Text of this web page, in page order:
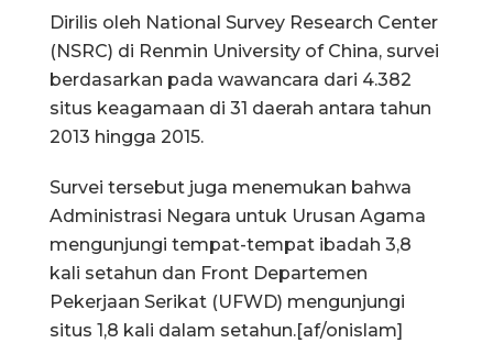
Dirilis oleh National Survey Research Center
(NSRC) di Renmin University of China, survei
berdasarkan pada wawancara dari 4.382
situs keagamaan di 31 daerah antara tahun
2013 hingga 2015.
Survei tersebut juga menemukan bahwa
Administrasi Negara untuk Urusan Agama
mengunjungi tempat-tempat ibadah 3,8
kali setahun dan Front Departemen
Pekerjaan Serikat (UFWD) mengunjungi
situs 1,8 kali dalam setahun.[af/onislam]